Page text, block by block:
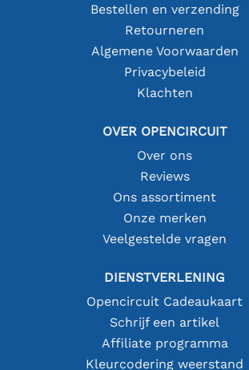
Bestellen en verzending
Retourneren
Algemene Voorwaarden
Privacybeleid
Klachten
OVER OPENCIRCUIT
Over ons
Reviews
Ons assortiment
Onze merken
Veelgestelde vragen
DIENSTVERLENING
Opencircuit Cadeaukaart
Schrijf een artikel
Affiliate programma
Kleurcodering weerstand